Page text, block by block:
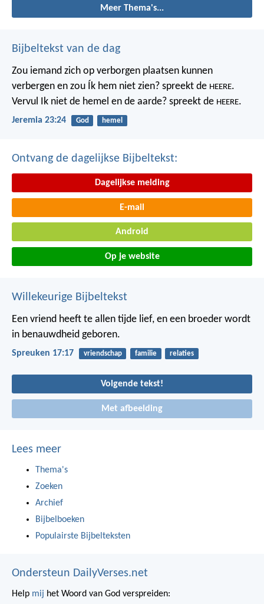
Meer Thema's...
Bijbeltekst van de dag
Zou iemand zich op verborgen plaatsen kunnen
verbergen en zou Ík hem niet zien? spreekt de HEERE.
Vervul Ik niet de hemel en de aarde? spreekt de HEERE.
Jeremia 23:24 God hemel
Ontvang de dagelijkse Bijbeltekst:
Dagelijkse melding
E-mail
Android
Op je website
Willekeurige Bijbeltekst
Een vriend heeft te allen tijde lief, en een broeder wordt
in benauwdheid geboren.
Spreuken 17:17 vriendschap familie relaties
Volgende tekst!
Met afbeelding
Lees meer
Thema's
Zoeken
Archief
Bijbelboeken
Populairste Bijbelteksten
Ondersteun DailyVerses.net
Help mij het Woord van God verspreiden: